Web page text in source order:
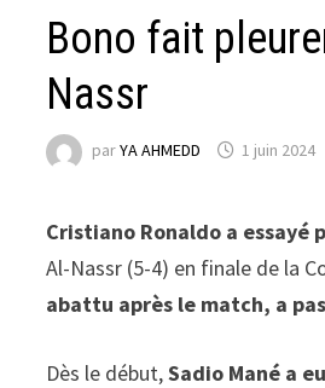
Bono fait
Nassr
parYA AHMEDD 1 juin 2024
Cristiano Ronaldo a essayé
Al-Nassr (5-4) en finale de la
abattu après le match, a
Dès le début,Sadio Mané a